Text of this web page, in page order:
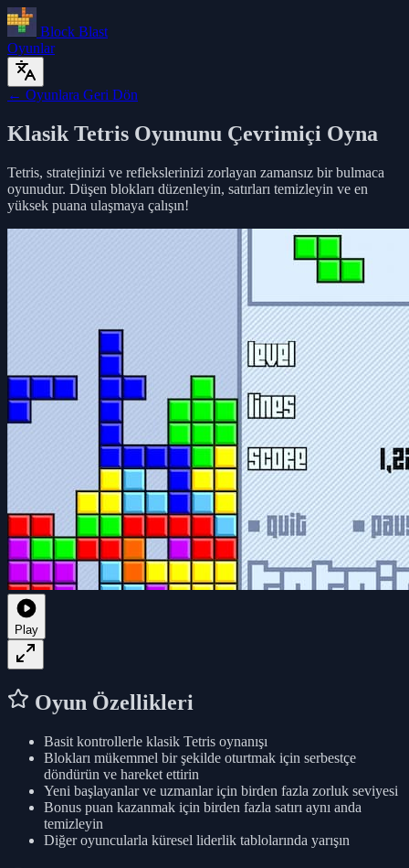
Block Blast
Oyunlar
← Oyunlara Geri Dön
Klasik Tetris Oyununu Çevrimiçi Oyna
Tetris, stratejinizi ve reflekslerinizi zorlayan zamansız bir bulmaca
oyunudur. Düşen blokları düzenleyin, satırları temizleyin ve en
yüksek puana ulaşmaya çalışın!
Play
Oyun Özellikleri
Basit kontrollerle klasik Tetris oynanışı
Blokları mükemmel bir şekilde oturtmak için serbestçe
döndürün ve hareket ettirin
Yeni başlayanlar ve uzmanlar için birden fazla zorluk seviyesi
Bonus puan kazanmak için birden fazla satırı aynı anda
temizleyin
Diğer oyuncularla küresel liderlik tablolarında yarışın